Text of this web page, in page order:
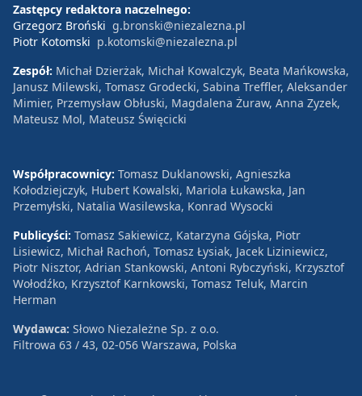
Zastępcy redaktora naczelnego:
Grzegorz Broński g.bronski@niezalezna.pl
Piotr Kotomski p.kotomski@niezalezna.pl
Zespół: Michał Dzierżak, Michał Kowalczyk, Beata Mańkowska,
Janusz Milewski, Tomasz Grodecki, Sabina Treffler, Aleksander
Mimier, Przemysław Obłuski, Magdalena Żuraw, Anna Zyzek,
Mateusz Mol, Mateusz Święcicki
Współpracownicy: Tomasz Duklanowski, Agnieszka
Kołodziejczyk, Hubert Kowalski, Mariola Łukawska, Jan
Przemyłski, Natalia Wasilewska, Konrad Wysocki
Publicyści: Tomasz Sakiewicz, Katarzyna Gójska, Piotr
Lisiewicz, Michał Rachoń, Tomasz Łysiak, Jacek Liziniewicz,
Piotr Nisztor, Adrian Stankowski, Antoni Rybczyński, Krzysztof
Wołodźko, Krzysztof Karnkowski, Tomasz Teluk, Marcin
Herman
Wydawca: Słowo Niezależne Sp. z o.o.
Filtrowa 63 / 43, 02-056 Warszawa, Polska